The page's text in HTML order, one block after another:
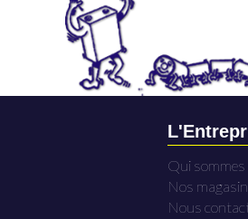
Qui sommes
Nos
Nous